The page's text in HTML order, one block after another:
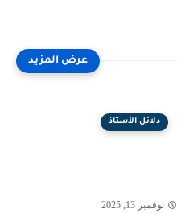
دلائل الأستاذ
نوفمبر 13, 2025